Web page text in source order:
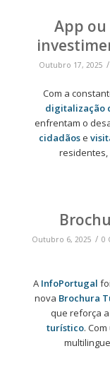
App
Outubro 17, 2025 /
Com a
digitalização
enfrentam o
cidadãose
Outubro 6, 2025 / 0
A InfoPortugal
nova Brochura
que reforça
turístico.